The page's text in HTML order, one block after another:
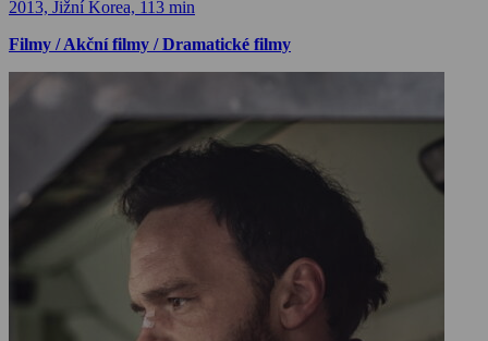
2013, Jižní Korea, 113 min
Filmy / Akční filmy / Dramatické filmy